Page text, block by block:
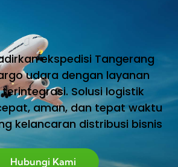
ekspedisi Tangerang
udara dengan layanan
Solusi logistik
aman, dan tepat waktu
kelancaran distribusi bisnis
Hubungi Kami